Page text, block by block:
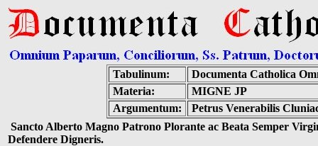
Tabulinum:
Documenta Catholica
Materia:
MIGNE JP
Argumentum:
Petrus Venerabilis
Sancto Alberto Magno Patrono Plorante ac Beata Semper
Defendere Digneris.